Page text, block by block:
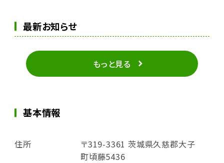
最新お知らせ
もっと見る
基本情報
住所
〒319-3361 茨城県久慈郡大子
町頃藤5436